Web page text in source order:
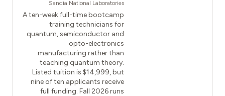
Sandia National Laboratories
A ten-week full-time bootcamp
training technicians for
quantum, semiconductor and
opto-electronics
manufacturing rather than
teaching quantum theory.
Listed tuition is $14,999, but
nine of ten applicants receive
full funding. Fall 2026 runs